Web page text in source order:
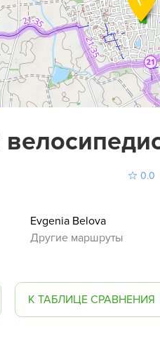
0.0
Evgenia Belova
Другие маршруты
К ТАБЛИЦЕ СРАВНЕНИЯ